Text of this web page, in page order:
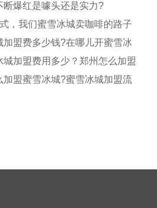
断爆红是噱头还是实力?
，我们蜜雪冰城卖咖啡的路子
加盟费多少钱?在哪儿开蜜雪冰
城加盟费用多少？郑州怎么加盟
加盟蜜雪冰城?蜜雪冰城加盟流